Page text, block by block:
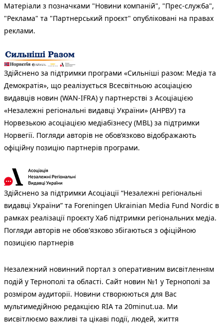
Матеріали з позначками "Новини компаній", "Прес-служба",
"Реклама" та "Партнерський проєкт" опубліковані на правах
реклами.
Здійснено за підтримки програми «Сильніші разом: Медіа та
Демократія», що реалізується Всесвітньою асоціацією
видавців новин (WAN-IFRA) у партнерстві з Асоціацією
«Незалежні регіональні видавці України» (АНРВУ) та
Норвезькою асоціацією медіабізнесу (MBL) за підтримки
Норвегії. Погляди авторів не обов’язково відображають
офіційну позицію партнерів програми.
Здійснено за підтримки Асоціації “Незалежні регіональні
видавці України” та Foreningen Ukrainian Media Fund Nordic в
рамках реалізації проєкту Хаб підтримки регіональних медіа.
Погляди авторів не обов'язково збігаються з офіційною
позицією партнерів
Незалежний новинний портал з оперативним висвітленням
подій у Тернополі та області. Сайт новин №1 у Тернополі за
розміром аудиторії. Новини створюються для Вас
мультимедійною редакцією RIA та 20minut.ua. Ми
висвітлюємо важливі та цікаві події, людей, життя